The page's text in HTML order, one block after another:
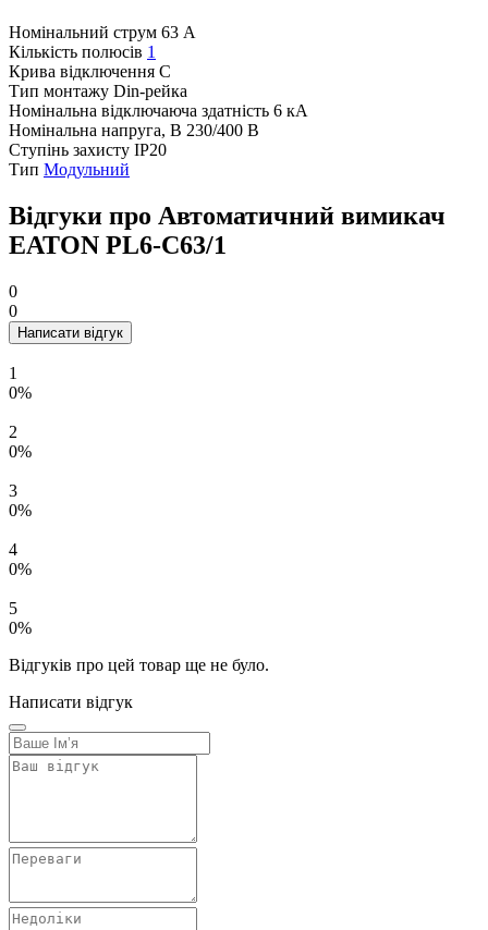
Номінальний струм 63 А
Кількість полюсів 1
Крива відключення C
Тип монтажу Din-рейка
Номінальна відключаюча здатність 6 кА
Номінальна напруга, В 230/400 В
Ступінь захисту IP20
Тип Модульний
Відгуки про Автоматичний вимикач
EATON PL6-C63/1
0
0
Написати відгук
1
0%
2
0%
3
0%
4
0%
5
0%
Відгуків про цей товар ще не було.
Написати відгук